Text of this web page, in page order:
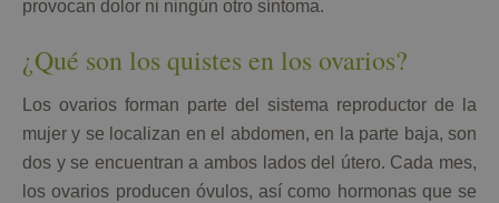
provocan dolor ni ningún otro síntoma.
¿Qué son los quistes en los ovarios?
Los ovarios forman parte del sistema reproductor de la
mujer y se localizan en el abdomen, en la parte baja, son
dos y se encuentran a ambos lados del útero. Cada mes,
los ovarios producen óvulos, así como hormonas que se